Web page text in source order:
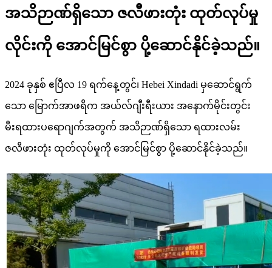
အသိဉာဏ်ရှိသော ဇလီဖားတုံး ထုတ်လုပ်မှု
လိုင်းကို အောင်မြင်စွာ ပို့ဆောင်နိုင်ခဲ့သည်။
2024 ခုနှစ် ဧပြီလ 19 ရက်နေ့တွင်၊ Hebei Xindadi မှဆောင်ရွက်
သော မြောက်အာဖရိက အယ်လ်ဂျီးရီးယား အနောက်မိုင်းတွင်း
မီးရထားပရောဂျက်အတွက် အသိဉာဏ်ရှိသော ရထားလမ်း
ဇလီဖားတုံး ထုတ်လုပ်မှုကို အောင်မြင်စွာ ပို့ဆောင်နိုင်ခဲ့သည်။